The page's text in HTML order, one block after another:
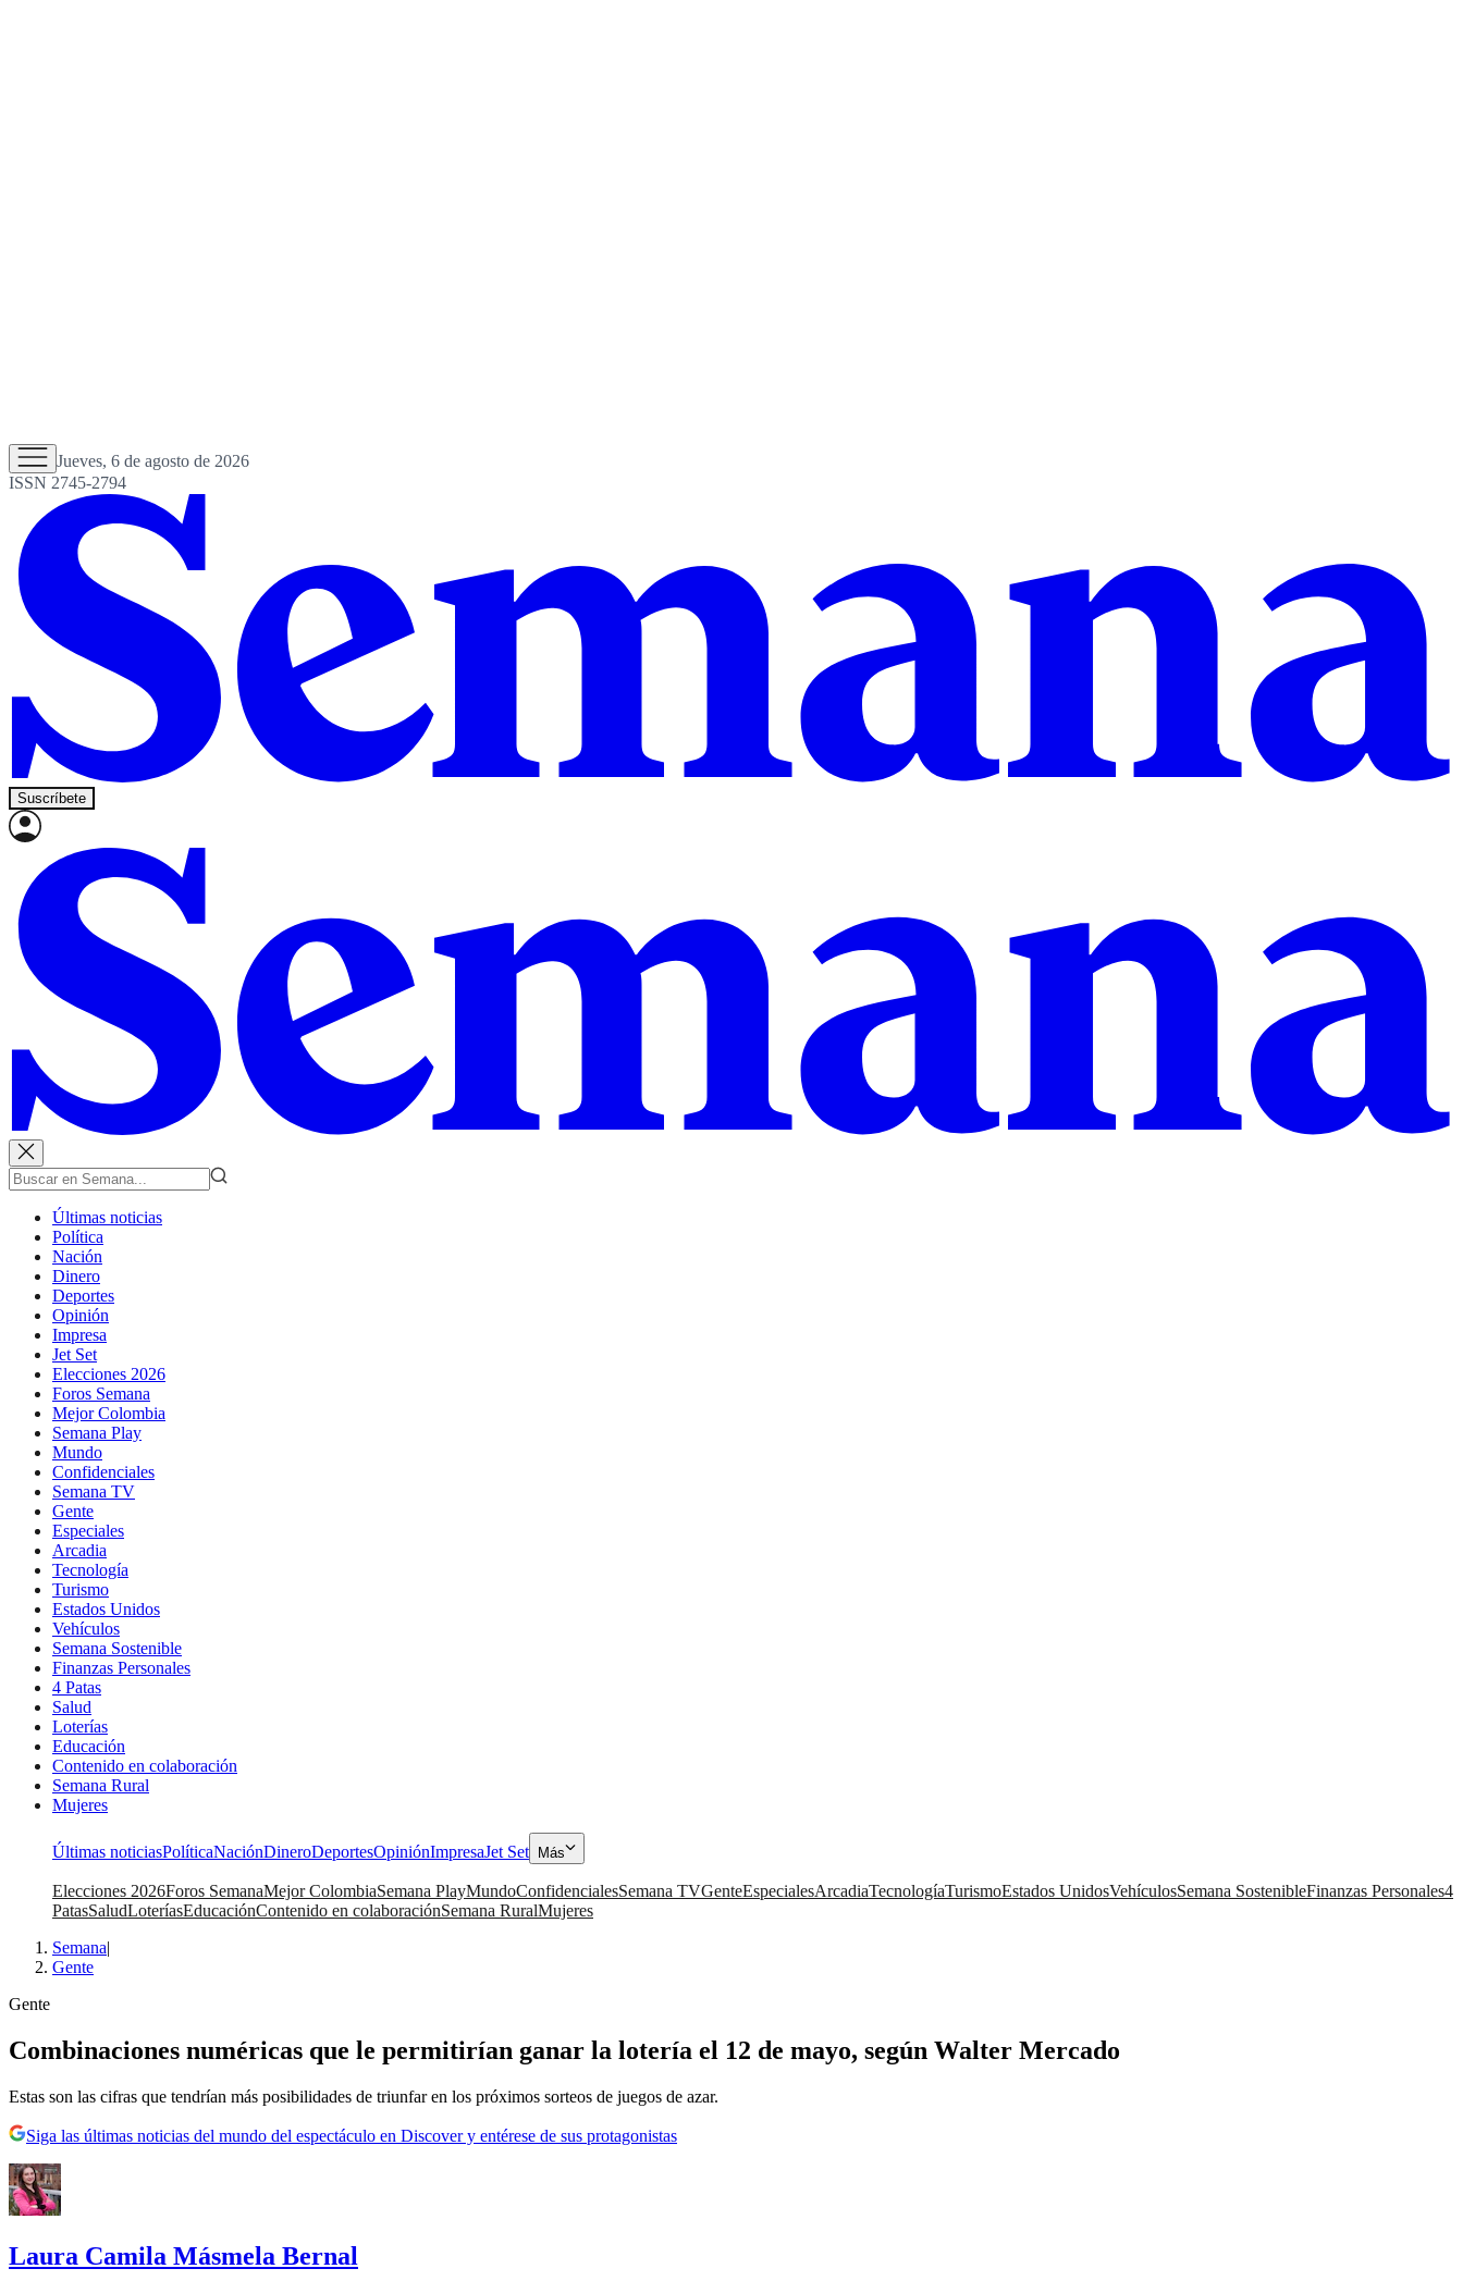
Jueves, 6 de agosto de 2026
ISSN 2745-2794
Suscríbete
Últimas noticias
Política
Nación
Dinero
Deportes
Opinión
Impresa
Jet Set
Elecciones 2026
Foros Semana
Mejor Colombia
Semana Play
Mundo
Confidenciales
Semana TV
Gente
Especiales
Arcadia
Tecnología
Turismo
Estados Unidos
Vehículos
Semana Sostenible
Finanzas Personales
4 Patas
Salud
Loterías
Educación
Contenido en colaboración
Semana Rural
Mujeres
Últimas noticiasPolíticaNaciónDineroDeportesOpiniónImpresaJet Set Más
Elecciones 2026Foros SemanaMejor ColombiaSemana PlayMundoConfidencialesSemana TVGenteEspecialesArcadiaTecnologíaTurismoEstados UnidosVehículosSemana SostenibleFinanzas Personales4
PatasSaludLoteríasEducaciónContenido en colaboraciónSemana RuralMujeres
Semana|
Gente
Gente
Combinaciones numéricas que le permitirían ganar la lotería el 12 de mayo, según Walter Mercado
Estas son las cifras que tendrían más posibilidades de triunfar en los próximos sorteos de juegos de azar.
Siga las últimas noticias del mundo del espectáculo en Discover y entérese de sus protagonistas
Laura Camila Másmela Bernal